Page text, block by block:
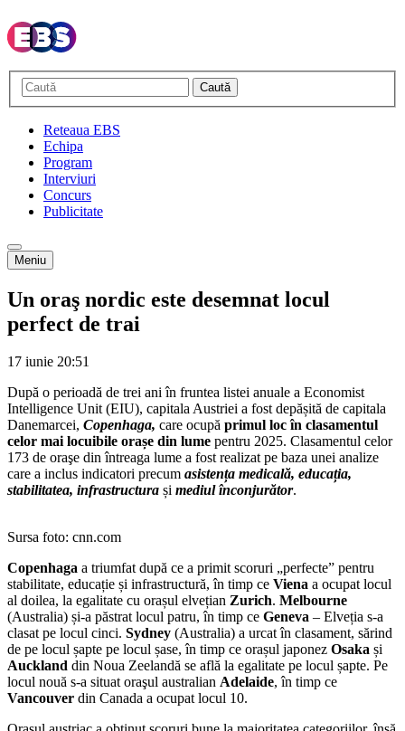
Caută
Reteaua EBS
Echipa
Program
Interviuri
Concurs
Publicitate
Meniu
Un oraş nordic este desemnat locul
perfect de trai
17 iunie 20:51
După o perioadă de trei ani în fruntea listei anuale a Economist
Intelligence Unit (EIU), capitala Austriei a fost depășită de capitala
Danemarcei, Copenhaga, care ocupă primul loc în clasamentul
celor mai locuibile orașe din lume pentru 2025. Clasamentul celor
173 de oraşe din întreaga lume a fost realizat pe baza unei analize
care a inclus indicatori precum asistența medicală, educația,
stabilitatea, infrastructura și mediul înconjurător.
Sursa foto: cnn.com
Copenhaga a triumfat după ce a primit scoruri „perfecte” pentru
stabilitate, educație și infrastructură, în timp ce Viena a ocupat locul
al doilea, la egalitate cu orașul elvețian Zurich. Melbourne
(Australia) și-a păstrat locul patru, în timp ce Geneva – Elveția s-a
clasat pe locul cinci. Sydney (Australia) a urcat în clasament, sărind
de pe locul șapte pe locul șase, în timp ce orașul japonez Osaka și
Auckland din Noua Zeelandă se află la egalitate pe locul șapte. Pe
locul nouă s-a situat oraşul australian Adelaide, în timp ce
Vancouver din Canada a ocupat locul 10.